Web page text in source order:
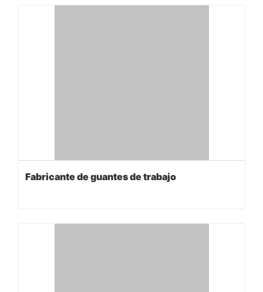
Fabricante de guantes de trabajo